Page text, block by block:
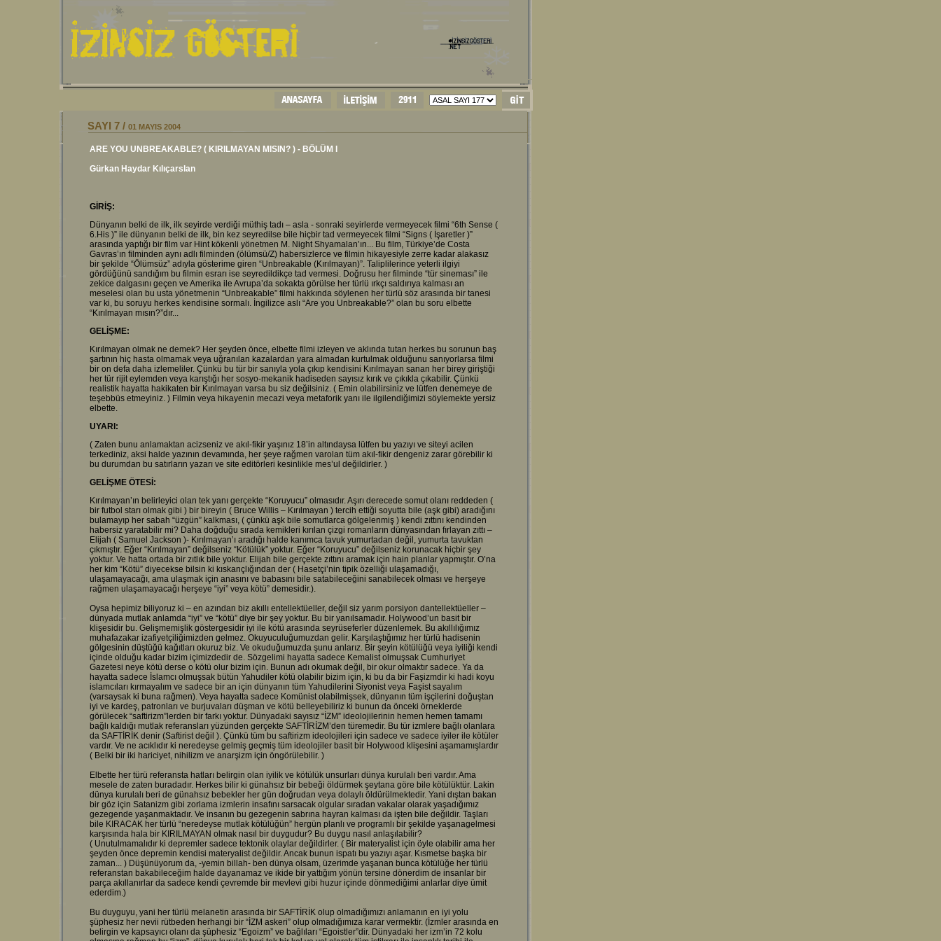
SAYI 7 / 01 MAYIS 2004
ARE YOU UNBREAKABLE? ( KIRILMAYAN MISIN? ) - BÖLÜM I
Gürkan Haydar Kılıçarslan
GİRİŞ:
Dünyanın belki de ilk, ilk seyirde verdiği müthiş tadı – asla - sonraki seyirlerde vermeyecek filmi “6th Sense (
6.His )” ile dünyanın belki de ilk, bin kez seyredilse bile hiçbir tad vermeyecek filmi “Signs ( İşaretler )”
arasında yaptığı bir film var Hint kökenli yönetmen M. Night Shyamalan’ın... Bu film, Türkiye’de Costa
Gavras’ın filminden aynı adlı filminden (ölümsü/Z) habersizlerce ve filmin hikayesiyle zerre kadar alakasız
bir şekilde “Ölümsüz” adıyla gösterime giren “Unbreakable (Kırılmayan)”. Taliplilerince yeterli ilgiyi
gördüğünü sandığım bu filmin esrarı ise seyredildikçe tad vermesi. Doğrusu her filminde “tür sineması” ile
zekice dalgasını geçen ve Amerika ile Avrupa’da sokakta görülse her türlü ırkçı saldırıya kalması an
meselesi olan bu usta yönetmenin “Unbreakable” filmi hakkında söylenen her türlü söz arasında bir tanesi
var ki, bu soruyu herkes kendisine sormalı. İngilizce aslı “Are you Unbreakable?” olan bu soru elbette
“Kırılmayan mısın?”dır...
GELİŞME:
Kırılmayan olmak ne demek? Her şeyden önce, elbette filmi izleyen ve aklında tutan herkes bu sorunun baş
şartının hiç hasta olmamak veya uğranılan kazalardan yara almadan kurtulmak olduğunu sanıyorlarsa filmi
bir on defa daha izlemeliler. Çünkü bu tür bir sanıyla yola çıkıp kendisini Kırılmayan sanan her birey giriştiği
her tür rijit eylemden veya karıştığı her sosyo-mekanik hadiseden sayısız kırık ve çıkıkla çıkabilir. Çünkü
realistik hayatta hakikaten bir Kırılmayan varsa bu siz değilsiniz. ( Emin olabilirsiniz ve lütfen denemeye de
teşebbüs etmeyiniz. ) Filmin veya hikayenin mecazi veya metaforik yanı ile ilgilendiğimizi söylemekte yersiz
elbette.
UYARI:
( Zaten bunu anlamaktan acizseniz ve akıl-fikir yaşınız 18’in altındaysa lütfen bu yazıyı ve siteyi acilen
terkediniz, aksi halde yazının devamında, her şeye rağmen varolan tüm akıl-fikir dengeniz zarar görebilir ki
bu durumdan bu satırların yazarı ve site editörleri kesinlikle mes’ul değildirler. )
GELİŞME ÖTESİ:
Kırılmayan’ın belirleyici olan tek yanı gerçekte “Koruyucu” olmasıdır. Aşırı derecede somut olanı reddeden (
bir futbol starı olmak gibi ) bir bireyin ( Bruce Willis – Kırılmayan ) tercih ettiği soyutta bile (aşk gibi) aradığını
bulamayıp her sabah “üzgün” kalkması, ( çünkü aşk bile somutlarca gölgelenmiş ) kendi zıttını kendinden
habersiz yaratabilir mi? Daha doğduğu sırada kemikleri kırılan çizgi romanların dünyasından fırlayan zıttı –
Elijah ( Samuel Jackson )- Kırılmayan’ı aradığı halde kanımca tavuk yumurtadan değil, yumurta tavuktan
çıkmıştır. Eğer “Kırılmayan” değilseniz “Kötülük” yoktur. Eğer “Koruyucu” değilseniz korunacak hiçbir şey
yoktur. Ve hatta ortada bir zıtlık bile yoktur. Elijah bile gerçekte zıttını aramak için hain planlar yapmıştır. O’na
her kim “Kötü” diyecekse bilsin ki kıskançlığından der ( Hasetçi’nin tipik özelliği ulaşamadığı,
ulaşamayacağı, ama ulaşmak için anasını ve babasını bile satabileceğini sanabilecek olması ve herşeye
rağmen ulaşamayacağı herşeye “iyi” veya kötü” demesidir.).
Oysa hepimiz biliyoruz ki – en azından biz akıllı entellektüeller, değil siz yarım porsiyon dantellektüeller –
dünyada mutlak anlamda “iyi” ve “kötü” diye bir şey yoktur. Bu bir yanılsamadır. Holywood’un basit bir
klişesidir bu. Gelişmemişlik göstergesidir iyi ile kötü arasında seyrüseferler düzenlemek. Bu akıllılığımız
muhafazakar izafiyetçiliğimizden gelmez. Okuyuculuğumuzdan gelir. Karşılaştığımız her türlü hadisenin
gölgesinin düştüğü kağıtları okuruz biz. Ve okuduğumuzda şunu anlarız. Bir şeyin kötülüğü veya iyiliği kendi
içinde olduğu kadar bizim içimizdedir de. Sözgelimi hayatta sadece Kemalist olmuşsak Cumhuriyet
Gazetesi neye kötü derse o kötü olur bizim için. Bunun adı okumak değil, bir okur olmaktır sadece. Ya da
hayatta sadece İslamcı olmuşsak bütün Yahudiler kötü olabilir bizim için, ki bu da bir Faşizmdir ki hadi koyu
islamcıları kırmayalım ve sadece bir an için dünyanın tüm Yahudilerini Siyonist veya Faşist sayalım
(varsaysak ki buna rağmen). Veya hayatta sadece Komünist olabilmişsek, dünyanın tüm işçilerini doğuştan
iyi ve kardeş, patronları ve burjuvaları düşman ve kötü belleyebiliriz ki bunun da önceki örneklerde
görülecek “saftirizm”lerden bir farkı yoktur. Dünyadaki sayısız “İZM” ideolojilerinin hemen hemen tamamı
bağlı kaldığı mutlak referansları yüzünden gerçekte SAFTİRİZM’den türemedir. Bu tür izmlere bağlı olanlara
da SAFTİRİK denir (Saftirist değil ). Çünkü tüm bu saftirizm ideolojileri için sadece ve sadece iyiler ile kötüler
vardır. Ve ne acıklıdır ki neredeyse gelmiş geçmiş tüm ideolojiler basit bir Holywood klişesini aşamamışlardır
( Belki bir iki hariciyet, nihilizm ve anarşizm için öngörülebilir. )
Elbette her türü referansta hatları belirgin olan iyilik ve kötülük unsurları dünya kurulalı beri vardır. Ama
mesele de zaten buradadır. Herkes bilir ki günahsız bir bebeği öldürmek şeytana göre bile kötülüktür. Lakin
dünya kurulalı beri de günahsız bebekler her gün doğrudan veya dolaylı öldürülmektedir. Yani dıştan bakan
bir göz için Satanizm gibi zorlama izmlerin insafını sarsacak olgular sıradan vakalar olarak yaşadığımız
gezegende yaşanmaktadır. Ve insanın bu gezegenin sabrına hayran kalması da işten bile değildir. Taşları
bile KIRACAK her türlü “neredeyse mutlak kötülüğün” hergün planlı ve programlı bir şekilde yaşanagelmesi
karşısında hala bir KIRILMAYAN olmak nasıl bir duygudur? Bu duygu nasıl anlaşılabilir?
( Unutulmamalıdır ki depremler sadece tektonik olaylar değildirler. ( Bir materyalist için öyle olabilir ama her
şeyden önce depremin kendisi materyalist değildir. Ancak bunun ispatı bu yazıyı aşar. Kısmetse başka bir
zaman... ) Düşünüyorum da, -yemin billah- ben dünya olsam, üzerimde yaşanan bunca kötülüğe her türlü
referanstan bakabileceğim halde dayanamaz ve ikide bir yattığım yönün tersine dönerdim de insanlar bir
parça akıllanırlar da sadece kendi çevremde bir mevlevi gibi huzur içinde dönmediğimi anlarlar diye ümit
ederdim.)
Bu duyguyu, yani her türlü melanetin arasında bir SAFTİRİK olup olmadığımızı anlamanın en iyi yolu
şüphesiz her nevii rütbeden herhangi bir “İZM askeri” olup olmadığımıza karar vermektir. (İzmler arasında en
belirgin ve kapsayıcı olanı da şüphesiz “Egoizm” ve bağlıları “Egoistler”dir. Dünyadaki her izm’in 72 kolu